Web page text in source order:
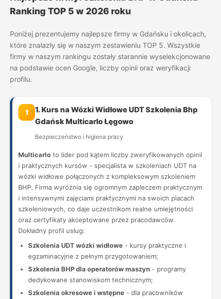
Ranking TOP 5 w 2026 roku
Poniżej prezentujemy najlepsze firmy w Gdańsku i okolicach,
które znalazły się w naszym zestawieniu TOP 5. Wszystkie
firmy w naszym rankingu zostały starannie wyselekcjonowane
na podstawie ocen Google, liczby opinii oraz weryfikacji
profilu.
1
1. Kurs na Wózki Widłowe UDT Szkolenia Bhp
Gdańsk Multicarlo Łęgowo
Bezpieczeństwo i higiena pracy
Multicarlo to lider pod kątem liczby zweryfikowanych opinii
i praktycznych kursów - specjalista w szkoleniach UDT na
wózki widłowe połączonych z kompleksowym szkoleniem
BHP. Firma wyróżnia się ogromnym zapleczem praktycznym
i intensywnymi zajęciami praktycznymi na swoich placach
szkoleniowych, co daje uczestnikom realne umiejętności
oraz certyfikaty akceptowane przez pracodawców.
Dokładny profil usług:
Szkolenia UDT wózki widłowe - kursy praktyczne i
egzaminacyjne z pełnym przygotowaniem;
Szkolenia BHP dla operatorów maszyn - programy
dedykowane stanowiskom technicznym;
Szkolenia okresowe i wstępne - dla pracowników